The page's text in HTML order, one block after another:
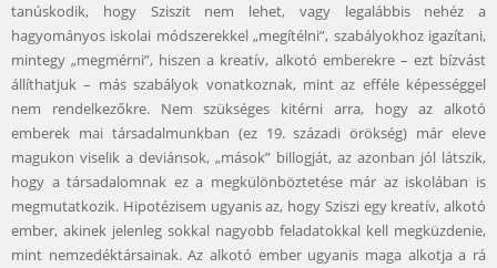
tanúskodik, hogy Sziszit nem lehet, vagy legalábbis nehéz a
hagyományos iskolai módszerekkel „megítélni”, szabályokhoz igazítani,
mintegy „megmérni”, hiszen a kreatív, alkotó emberekre – ezt bízvást
állíthatjuk – más szabályok vonatkoznak, mint az efféle képességgel
nem rendelkezőkre. Nem szükséges kitérni arra, hogy az alkotó
emberek mai társadalmunkban (ez 19. századi örökség) már eleve
magukon viselik a deviánsok, „mások” billogját, az azonban jól látszik,
hogy a társadalomnak ez a megkülönböztetése már az iskolában is
megmutatkozik. Hipotézisem ugyanis az, hogy Sziszi egy kreatív, alkotó
ember, akinek jelenleg sokkal nagyobb feladatokkal kell megküzdenie,
mint nemzedéktársainak. Az alkotó ember ugyanis maga alkotja a rá